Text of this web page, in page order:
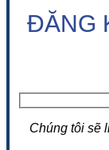
ĐĂNG
Chúng tôi sẽ